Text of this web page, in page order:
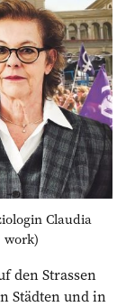
Claudia
work)
den Strassen
Städten und in